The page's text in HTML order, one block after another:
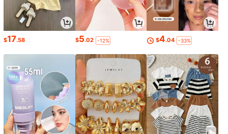
$17.58 $5.02 -12% $4.04 -33%